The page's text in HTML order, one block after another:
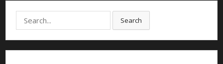
Search